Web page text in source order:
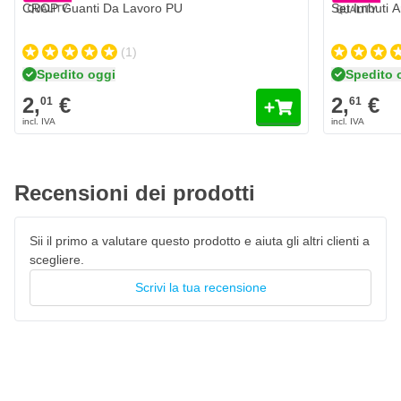
CROP Guanti Da Lavoro PU
(1)
Spedito oggi
2,01 €
Set Imbuti
Spedito
2,61 €
Recensioni dei prodotti
Sii il primo a valutare questo prodotto e aiuta gli altri clienti a
scegliere.
Scrivi la tua recensione